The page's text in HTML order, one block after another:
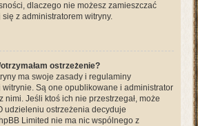
dlaczego nie możesz zamieszczać
się z administratorem witryny.
ostrzeżenie?
ma swoje zasady i regulaminy
Są one opublikowane i administrator
nimi. Jeśli ktoś ich nie przestrzegał, może
udzieleniu ostrzeżenia decyduje
Limited nie ma nic wspólnego z